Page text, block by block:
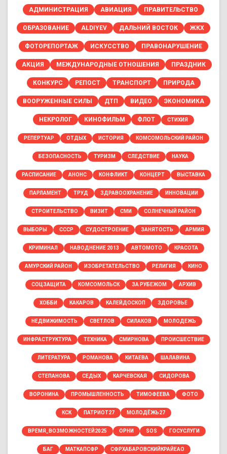
АДМИНИСТРАЦИЯ АВИАЦИЯ ПРАВИТЕЛЬСТВО
ОБРАЗОВАНИЕ ALDIYEV ДАЛЬНИЙ ВОСТОК ЖКХ
ФОТОРЕПОРТАЖ ИСКУССТВО ПРАВОНАРУШЕНИЕ
АКЦИЯ МЕЖДУНАРОДНЫЕ ОТНОШЕНИЯ ПРАЗДНИК
КОНКУРС РЕПОСТ ТРАНСПОРТ ПРИРОДА
ВООРУЖЕННЫЕ СИЛЫ ДТП ВИДЕО ЭКОНОМИКА
НЕКРОЛОГ КИНОФИЛЬМ ФЛОТ СТИХИЯ
РЕПЕРТУАР ОТДЫХ ИСТОРИЯ КОМСОМОЛЬСКИЙ РАЙОН
БЕЗОПАСНОСТЬ ТУРИЗМ СЛЕДСТВИЕ НАУКА
РАСПИСАНИЕ АНОНС КОНФЛИКТ КОНЦЕРТ ВЫСТАВКА
ПАРЛАМЕНТ ТРУД ЗДРАВООХРАНЕНИЕ ИННОВАЦИИ
СТРОИТЕЛЬСТВО ВИЗИТ СМИ СОЛНЕЧНЫЙ РАЙОН
ВЫБОРЫ СССР СУДОСТРОЕНИЕ ЗАНЯТОСТЬ АРМИЯ
КРИМИНАЛ НАВОДНЕНИЕ 2013 АВТОМОТО КРАСОТА
АМУРСКИЙ РАЙОН ИЗОБРЕТАТЕЛЬСТВО РЕЛИГИЯ КИНО
СОЦЗАЩИТА КОМСОМОЛЬСК ЗА РУБЕЖОМ АРХИВ
ХОББИ КАКАРОВ КАЛЕЙДОСКОП ЗДОРОВЬЕ
НЕДВИЖИМОСТЬ СВЕТЛОВ СИЛАКОВ МОЛОДЕЖЬ
ИНФРАСТРУКТУРА ТЕХНИКА СМИРНОВА ПРОИСШЕСТВИЕ
ЛИТЕРАТУРА РОМАНОВА КИТАЕВА ШАЛАВИНА
СТЕПАНОВА СЕДЫХ КАРЧЕВСКАЯ СИДОРОВА
ВОРОНИНА ПРОМЫШЛЕННОСТЬ ТИМОФЕЕВА ФОТО
КСК ПАТРИОТ27 МОЛОДЁЖЬ27
ВРЕМЯ_ВОЗМОЖНОСТЕЙ2025 ОРНИ SOS ГОСУСЛУГИ
БАГ МАТКАПСФР СФРХАБАРОВСКИЙКРАЙЕАО